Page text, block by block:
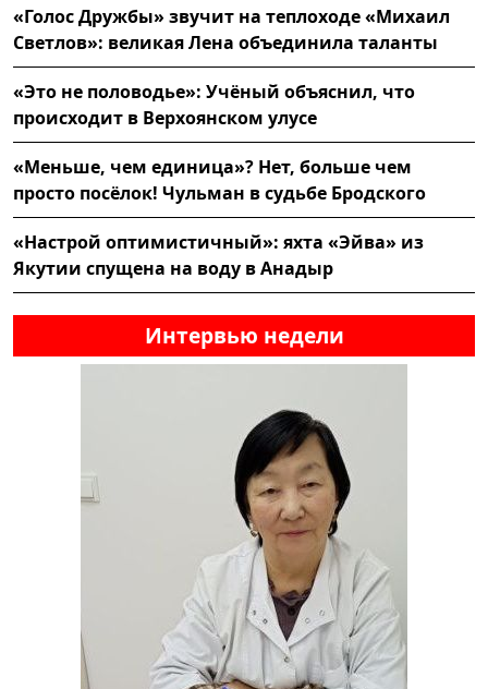
«Голос Дружбы» звучит на теплоходе «Михаил
Светлов»: великая Лена объединила таланты
«Это не половодье»: Учёный объяснил, что
происходит в Верхоянском улусе
«Меньше, чем единица»? Нет, больше чем
просто посёлок! Чульман в судьбе Бродского
«Настрой оптимистичный»: яхта «Эйва» из
Якутии спущена на воду в Анадыр
Интервью недели